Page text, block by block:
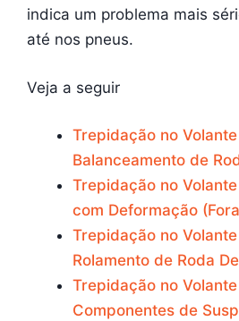
indica um problema mais
até nos pneus.
Veja a seguir
Trepidação no Volante
Balanceamento de
Trepidação no
com Deformação
Trepidação no
Rolamento de Roda
Trepidação no
Componentes de